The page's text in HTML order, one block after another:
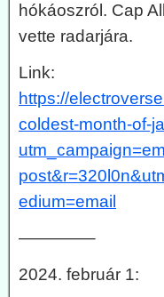
hókáoszról. Cap
vette radarjára.
Link:
https://
coldest-month-of-
edium=email
————–
2024. február 1: